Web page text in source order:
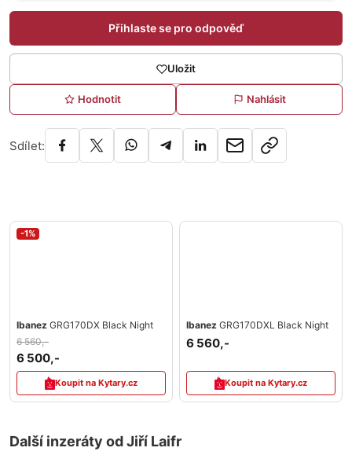
Přihlaste se pro odpověď
Uložit
Hodnotit Nahlásit
Sdílet:
-1%
Ibanez GRG170DX Black Night
6 560,-
6 500,-
Koupit na Kytary.cz
Ibanez GRG170DXL Black Night
6 560,-
Koupit na Kytary.cz
Další inzeráty od Jiří Laifr